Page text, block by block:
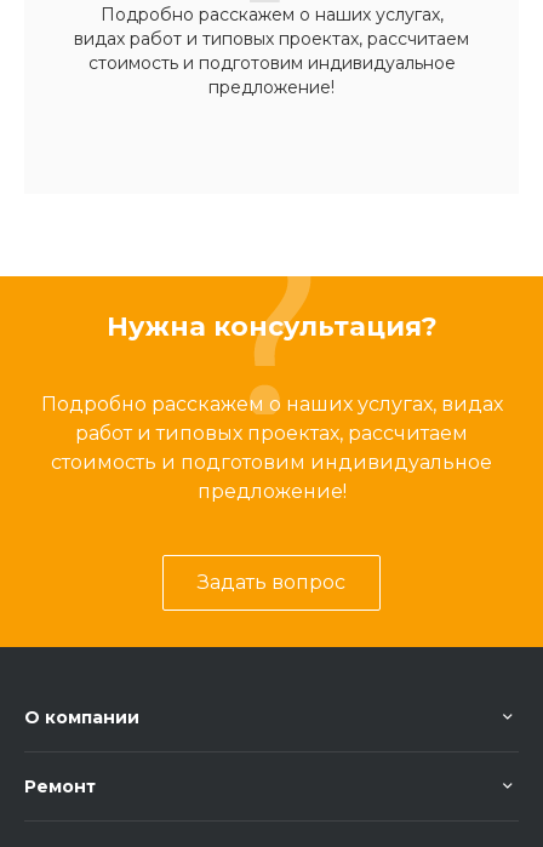
Подробно расскажем о наших услугах,
видах работ и типовых проектах, рассчитаем
стоимость и подготовим индивидуальное
предложение!
Нужна консультация?
Подробно расскажем о наших услугах, видах
работ и типовых проектах, рассчитаем
стоимость и подготовим индивидуальное
предложение!
Задать вопрос
О компании
Ремонт